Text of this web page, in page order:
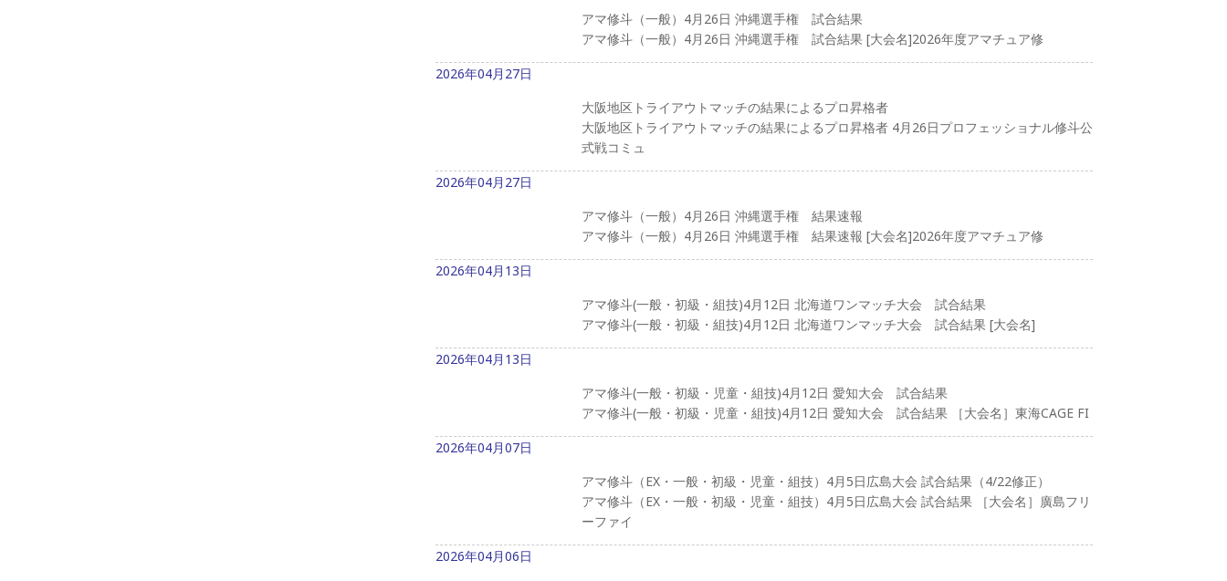
アマ修斗（一般）4月26日 沖縄選手権 試合結果
アマ修斗（一般）4月26日 沖縄選手権 試合結果 [大会名]2026年度アマチュア修
2026年04月27日
大阪地区トライアウトマッチの結果によるプロ昇格者
大阪地区トライアウトマッチの結果によるプロ昇格者 4月26日プロフェッショナル修斗公
式戦コミュ
2026年04月27日
アマ修斗（一般）4月26日 沖縄選手権 結果速報
アマ修斗（一般）4月26日 沖縄選手権 結果速報 [大会名]2026年度アマチュア修
2026年04月13日
アマ修斗(一般・初級・組技)4月12日 北海道ワンマッチ大会 試合結果
アマ修斗(一般・初級・組技)4月12日 北海道ワンマッチ大会 試合結果 [大会名]
2026年04月13日
アマ修斗(一般・初級・児童・組技)4月12日 愛知大会 試合結果
アマ修斗(一般・初級・児童・組技)4月12日 愛知大会 試合結果 ［大会名］東海CAGE FI
2026年04月07日
アマ修斗（EX・一般・初級・児童・組技）4月5日広島大会 試合結果（4/22修正）
アマ修斗（EX・一般・初級・児童・組技）4月5日広島大会 試合結果 ［大会名］廣島フリ
ーファイ
2026年04月06日